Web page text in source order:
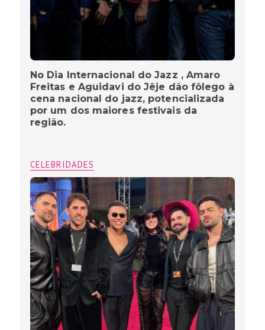
No Dia Internacional do Jazz , Amaro
Freitas e Aguidavi do Jêje dão fôlego à
cena nacional do jazz, potencializada
por um dos maiores festivais da
região.
CELEBRIDADES